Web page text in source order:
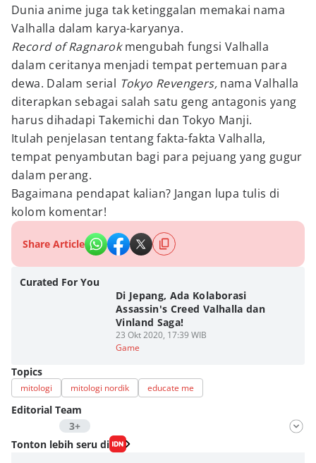
Dunia anime juga tak ketinggalan memakai nama
Valhalla dalam karya-karyanya.
Record of Ragnarokmengubah fungsi Valhalla
dalam ceritanya menjadi tempat pertemuan para
dewa. Dalam serial Tokyo Revengers, nama Valhalla
diterapkan sebagai salah satu geng antagonis yang
harus dihadapi Takemichi dan Tokyo Manji.
Itulah penjelasan tentang fakta-fakta Valhalla,
tempat penyambutan bagi para pejuang yang gugur
dalam perang.
Bagaimana pendapat kalian? Jangan lupa tulis di
kolom komentar!
Share Article
Curated For You
Di Jepang, Ada Kolaborasi
Assassin's Creed Valhalla dan
Vinland Saga!
23 Okt 2020, 17:39 WIB
Game
Topics
mitologi mitologi nordik educate me
Editorial Team
3+
Editor
Fahrul Razi Uni Nurullah
Tonton lebih seru di